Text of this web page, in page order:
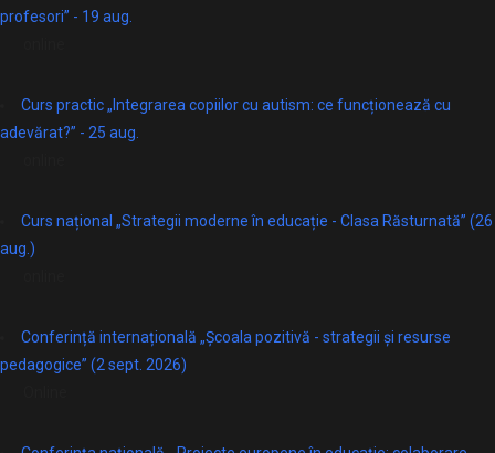
profesori” - 19 aug.
Curs practic „Integrarea copiilor cu autism: ce funcționează cu
adevărat?” - 25 aug.
Curs național „Strategii moderne în educație - Clasa Răsturnată” (26
aug.)
Conferință internațională „Școala pozitivă - strategii și resurse
pedagogice” (2 sept. 2026)